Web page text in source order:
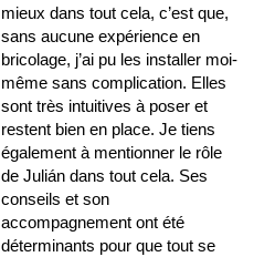
mieux dans tout cela, c’est que,
sans aucune expérience en
bricolage, j’ai pu les installer moi-
même sans complication. Elles
sont très intuitives à poser et
restent bien en place. Je tiens
également à mentionner le rôle
de Julián dans tout cela. Ses
conseils et son
accompagnement ont été
déterminants pour que tout se